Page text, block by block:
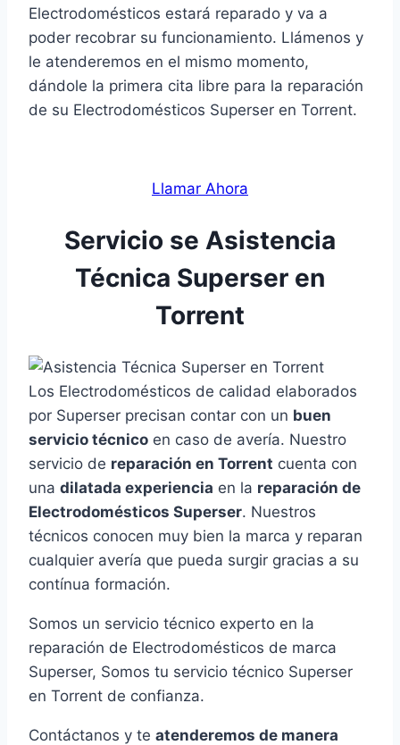
Electrodomésticos estará reparado y va a
poder recobrar su funcionamiento. Llámenos y
le atenderemos en el mismo momento,
dándole la primera cita libre para la reparación
de su Electrodomésticos Superser en Torrent.
Llamar Ahora
Servicio se Asistencia
Técnica Superser en
Torrent
Los Electrodomésticos de calidad elaborados
por Superser precisan contar con un buen
servicio técnico en caso de avería. Nuestro
servicio de reparación en Torrent cuenta con
una dilatada experiencia en la reparación de
Electrodomésticos Superser. Nuestros
técnicos conocen muy bien la marca y reparan
cualquier avería que pueda surgir gracias a su
contínua formación.
Somos un servicio técnico experto en la
reparación de Electrodomésticos de marca
Superser, Somos tu servicio técnico Superser
en Torrent de confianza.
Contáctanos y te atenderemos de manera